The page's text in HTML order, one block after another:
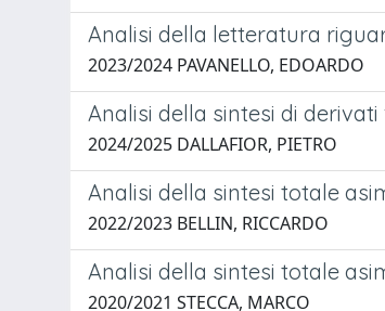
Analisi della letteratura
2023/2024 PAVANELLO, EDOARDO
Analisi della sintesi di
2024/2025 DALLAFIOR, PIETRO
Analisi della sintesi totale
2022/2023 BELLIN, RICCARDO
Analisi della sintesi totale
2020/2021 STECCA, MARCO